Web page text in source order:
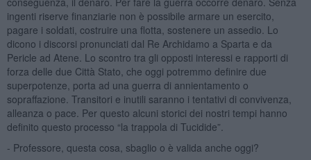
ingenti riserve finanziarie non è possibile armare un esercito,
pagare i soldati, costruire una flotta, sostenere un assedio. Lo
dicono i discorsi pronunciati dal Re Archidamo a Sparta e da
Pericle ad Atene. Lo scontro tra gli opposti interessi e rapporti di
forza delle due Città Stato, che oggi potremmo definire due
superpotenze, porta ad una guerra di annientamento o
sopraffazione. Transitori e inutili saranno i tentativi di convivenza,
alleanza o pace. Per questo alcuni storici dei nostri tempi hanno
definito questo processo “la trappola di Tucidide”.
- Professore, questa cosa, sbaglio o è valida anche oggi?